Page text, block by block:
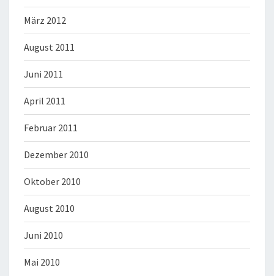
März 2012
August 2011
Juni 2011
April 2011
Februar 2011
Dezember 2010
Oktober 2010
August 2010
Juni 2010
Mai 2010